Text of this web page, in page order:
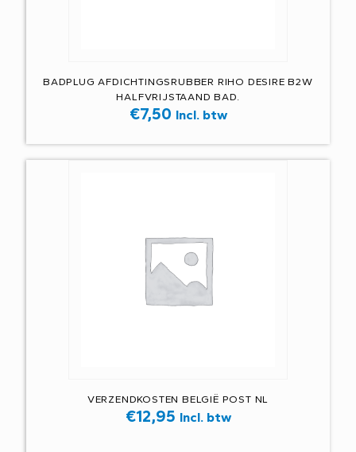
BADPLUG AFDICHTINGSRUBBER RIHO DESIRE B2W
HALFVRIJSTAAND BAD.
€7,50 Incl. btw
VERZENDKOSTEN BELGIË POST NL
€12,95 Incl. btw